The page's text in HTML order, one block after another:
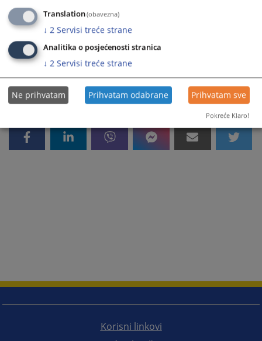
Pravilnik ID 1221 SGBiH
18577
Korisni linkovi
Translation(obavezna)
↓ 2 Servisi treće strane
Analitika o posjećenosti stranica
↓ 2 Servisi treće strane
Ne prihvatam Prihvatam odabrane Prihvatam sve
Pokreće Klaro!